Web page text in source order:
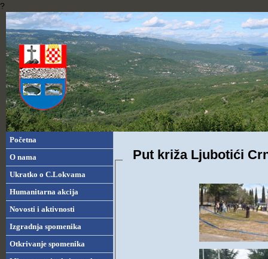
?
Početna
O nama
Ukratko o C.Lokvama
Humanitarna akcija
Novosti i aktivnosti
Izgradnja spomenika
Otkrivanje spomenika
Put križa Ljubotići